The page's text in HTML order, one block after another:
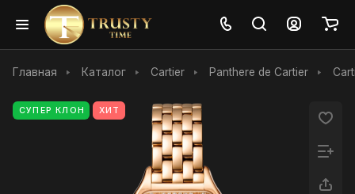
Главная Каталог Cartier Panthere de Cartier
СУПЕР КЛОН ХИТ